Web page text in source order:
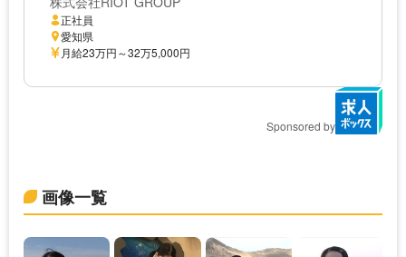
正社員
愛知県
月給23万円～32万5,000円
Sponsored by
画像一覧